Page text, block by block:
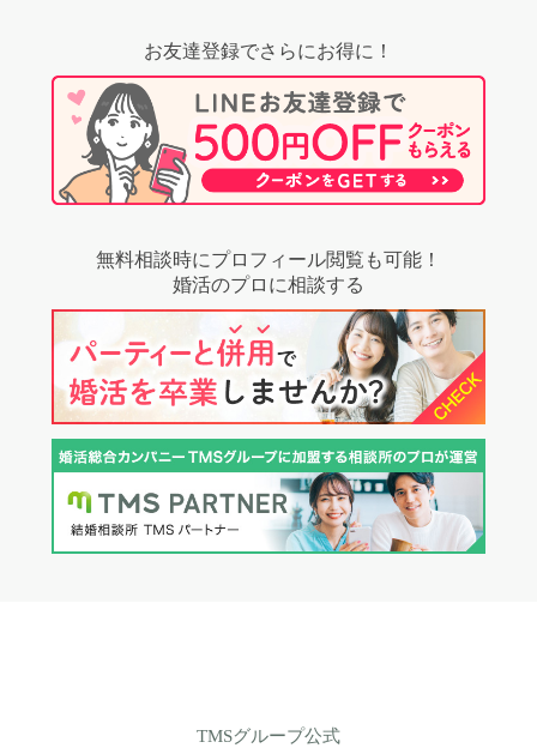
お友達登録でさらにお得に！
無料相談時にプロフィール閲覧も可能！
婚活のプロに相談する
TMSグループ公式